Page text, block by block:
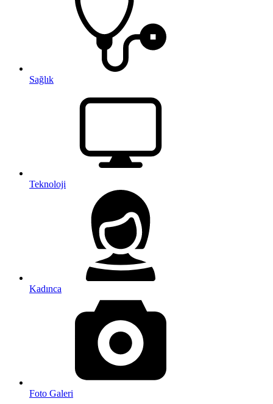
Sağlık
Teknoloji
Kadınca
Foto Galeri